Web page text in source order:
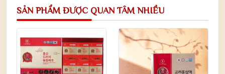
SẢN PHẨM ĐƯỢC QUAN TÂM NHIỀU